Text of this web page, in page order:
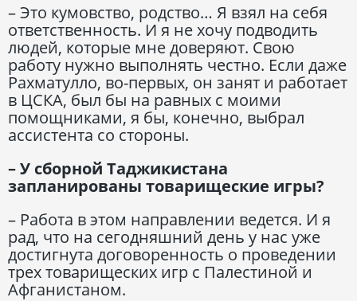
– Это кумовство, родство… Я взял на себя
ответственность. И я не хочу подводить
людей, которые мне доверяют. Свою
работу нужно выполнять честно. Если даже
Рахматулло, во-первых, он занят и работает
в ЦСКА, был бы на равных с моими
помощниками, я бы, конечно, выбрал
ассистента со стороны.
– У сборной Таджикистана
запланированы товарищеские игры?
– Работа в этом направлении ведется. И я
рад, что на сегодняшний день у нас уже
достигнута договоренность о проведении
трех товарищеских игр с Палестиной и
Афганистаном.